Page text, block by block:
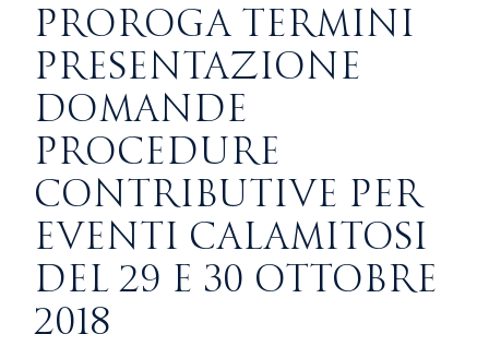
PROROGA TERMINI
PRESENTAZIONE
DOMANDE
PROCEDURE
CONTRIBUTIVE PER
EVENTI CALAMITOSI
DEL 29 E 30 OTTOBRE
2018